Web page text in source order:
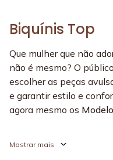
Biquínis Top
Que mulher que não
não é mesmo? O
escolher as peças
e garantir estilo e
agora mesmo os
Modelos de